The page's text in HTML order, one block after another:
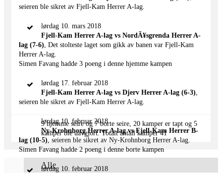
seieren ble sikret av Fjell-Kam Herrer A-lag.
lørdag 10. mars 2018
Fjell-Kam Herrer A-lag vs NordÃ¥sgrenda Herrer A-
lag (7-6), Det stolteste laget som gikk av banen var Fjell-Kam
Herrer A-lag.
Simen Favang hadde 3 poeng i denne hjemme kampen
lørdag 17. februar 2018
Fjell-Kam Herrer A-lag vs Djerv Herrer A-lag (6-3),
seieren ble sikret av Fjell-Kam Herrer A-lag.
lørdag 10. februar 2018
Ny-Krohnborg Herrer A-lag vs Fjell-Kam Herrer B-
lag (10-5), seieren ble sikret av Ny-Krohnborg Herrer A-lag.
Simen Favang hadde 2 poeng i denne borte kampen
lørdag 10. februar 2018
9 hjemme seire og 7 borte seire, 20 kamper er tapt og 5
kamper ble uavgjort. Totalt antall kamper 41
Alle